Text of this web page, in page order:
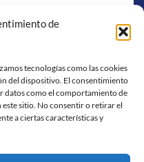
de
tecnologías como las cookies
del dispositivo. El consentimiento
datos como el comportamiento de
sitio. No consentir o retirar el
a ciertas características y